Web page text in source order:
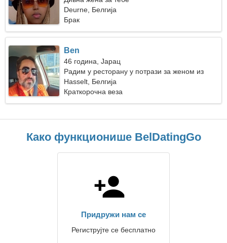
Deurne, Белгија
Брак
Ben
46 година, Јарац
Радим у ресторану у потрази за женом из
снова
Hasselt, Белгија
Краткорочна веза
Како функционише BelDatingGo
Придружи нам се
Региструјте се бесплатно